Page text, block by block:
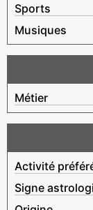
Sports
Musiques
Métier
Activité
Signe